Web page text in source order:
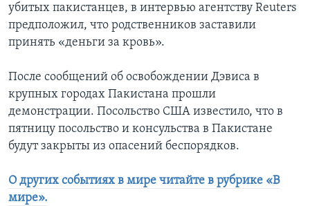
убитых пакистанцев, в интервью агентству Reuters
предположил, что родственников заставили
принять «деньги за кровь».
После сообщений об освобождении Дэвиса в
крупных городах Пакистана прошли
демонстрации. Посольство США известило, что в
пятницу посольство и консульства в Пакистане
будут закрыты из опасений беспорядков.
О других событиях в мире читайте в рубрике «В
мире».